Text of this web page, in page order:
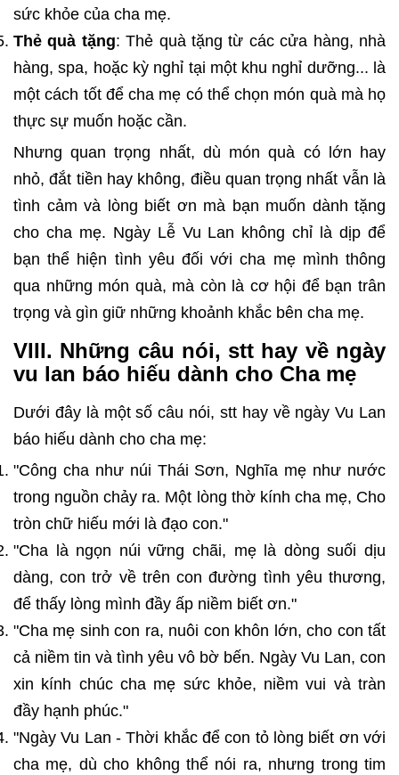
sức khỏe của cha mẹ.
Thẻ quà tặng: Thẻ quà tặng từ các cửa hàng, nhà
hàng, spa, hoặc kỳ nghỉ tại một khu nghỉ dưỡng... là
một cách tốt để cha mẹ có thể chọn món quà mà họ
thực sự muốn hoặc cần.
Nhưng quan trọng nhất, dù món quà có lớn hay
nhỏ, đắt tiền hay không, điều quan trọng nhất vẫn là
tình cảm và lòng biết ơn mà bạn muốn dành tặng
cho cha mẹ. Ngày Lễ Vu Lan không chỉ là dịp để
bạn thể hiện tình yêu đối với cha mẹ mình thông
qua những món quà, mà còn là cơ hội để bạn trân
trọng và gìn giữ những khoảnh khắc bên cha mẹ.
VIII. Những câu nói, stt hay về ngày
vu lan báo hiếu dành cho Cha mẹ
Dưới đây là một số câu nói, stt hay về ngày Vu Lan
báo hiếu dành cho cha mẹ:
"Công cha như núi Thái Sơn, Nghĩa mẹ như nước
trong nguồn chảy ra. Một lòng thờ kính cha mẹ, Cho
tròn chữ hiếu mới là đạo con."
"Cha là ngọn núi vững chãi, mẹ là dòng suối dịu
dàng, con trở về trên con đường tình yêu thương,
để thấy lòng mình đầy ấp niềm biết ơn."
"Cha mẹ sinh con ra, nuôi con khôn lớn, cho con tất
cả niềm tin và tình yêu vô bờ bến. Ngày Vu Lan, con
xin kính chúc cha mẹ sức khỏe, niềm vui và tràn
đầy hạnh phúc."
"Ngày Vu Lan - Thời khắc để con tỏ lòng biết ơn với
cha mẹ, dù cho không thể nói ra, nhưng trong tim